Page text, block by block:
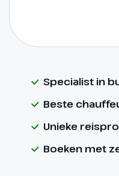
Specialist in
Beste
Unieke
Boeken met